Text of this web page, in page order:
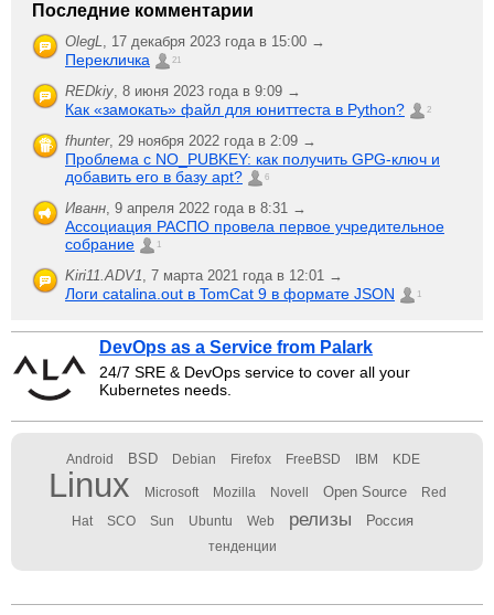
Последние комментарии
OlegL, 17 декабря 2023 года в 15:00 →
Перекличка 21
REDkiy, 8 июня 2023 года в 9:09 →
Как «замокать» файл для юниттеста в Python? 2
fhunter, 29 ноября 2022 года в 2:09 →
Проблема с NO_PUBKEY: как получить GPG-ключ и
добавить его в базу apt?
6
Иванн, 9 апреля 2022 года в 8:31 →
Ассоциация РАСПО провела первое учредительное
собрание
1
Kiri11.ADV1, 7 марта 2021 года в 12:01 →
Логи catalina.out в TomCat 9 в формате JSON 1
DevOps as a Service from Palark
24/7 SRE & DevOps service to cover all your
Kubernetes needs.
Android BSD Debian Firefox FreeBSD IBM KDE
Linux Microsoft Mozilla Novell Open Source Red
Hat SCO Sun Ubuntu Web релизы Россия
тенденции